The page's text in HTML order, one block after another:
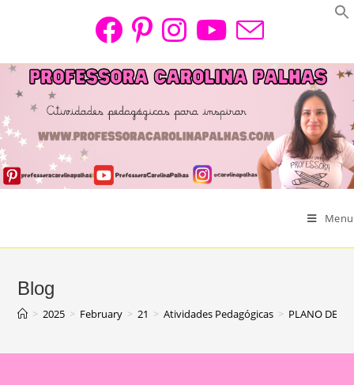
Menu
Blog
> 2025 > February > 21 > Atividades Pedagógicas > PLANO DE